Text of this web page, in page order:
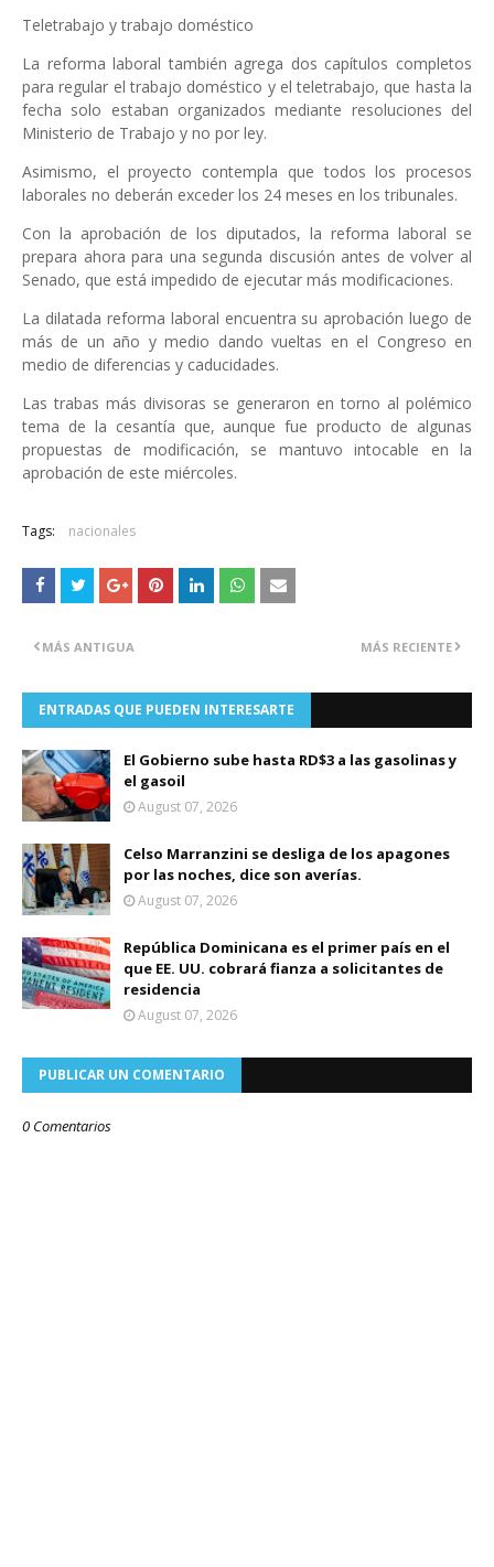
Teletrabajo y trabajo doméstico
La reforma laboral también agrega dos capítulos completos
para regular el trabajo doméstico y el teletrabajo, que hasta la
fecha solo estaban organizados mediante resoluciones del
Ministerio de Trabajo y no por ley.
Asimismo, el proyecto contempla que todos los procesos
laborales no deberán exceder los 24 meses en los tribunales.
Con la aprobación de los diputados, la reforma laboral se
prepara ahora para una segunda discusión antes de volver al
Senado, que está impedido de ejecutar más modificaciones.
La dilatada reforma laboral encuentra su aprobación luego de
más de un año y medio dando vueltas en el Congreso en
medio de diferencias y caducidades.
Las trabas más divisoras se generaron en torno al polémico
tema de la cesantía que, aunque fue producto de algunas
propuestas de modificación, se mantuvo intocable en la
aprobación de este miércoles.
Tags: nacionales
MÁS RECIENTE
MÁS ANTIGUA
ENTRADAS QUE PUEDEN INTERESARTE
El Gobierno sube hasta RD$3 a las gasolinas y
el gasoil
August 07, 2026
Celso Marranzini se desliga de los apagones
por las noches, dice son averías.
August 07, 2026
República Dominicana es el primer país en el
que EE. UU. cobrará fianza a solicitantes de
residencia
August 07, 2026
PUBLICAR UN COMENTARIO
0 Comentarios